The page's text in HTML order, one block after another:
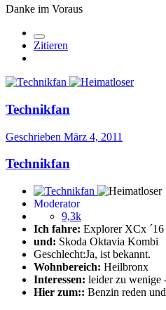
Danke im Voraus
Zitieren
Technikfan
Geschrieben März 4, 2011
Technikfan
Moderator
9,3k
Ich fahre: Explorer XCx
und: Skoda Oktavia Kombi
Geschlecht:Ja, ist bekannt.
Wohnbereich: Heilbronx
Interessen: leider zu wenige
Hier zum:: Benzin reden